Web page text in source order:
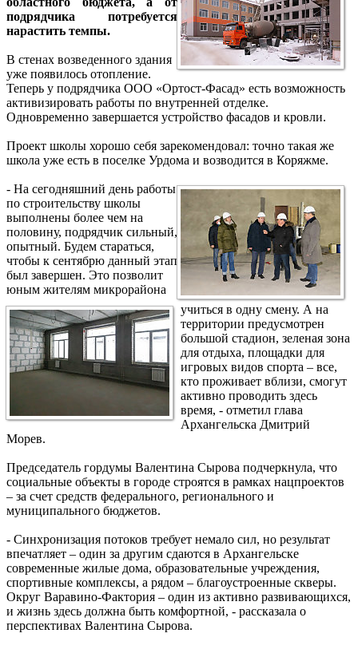
подрядчика потребуется
нарастить темпы.
В стенах возведенного здания
уже появилось отопление.
Теперь у подрядчика ООО «Ортост-Фасад» есть возможность
активизировать работы по внутренней отделке.
Одновременно завершается устройство фасадов и кровли.
Проект школы хорошо себя зарекомендовал: точно такая же
школа уже есть в поселке Урдома и возводится в Коряжме.
- На сегодняшний день работы
по строительству школы
выполнены более чем на
половину, подрядчик сильный,
опытный. Будем стараться,
чтобы к сентябрю данный этап
был завершен. Это позволит
юным жителям микрорайона
учиться в одну смену. А на
территории предусмотрен
большой стадион, зеленая зона
для отдыха, площадки для
игровых видов спорта – все,
кто проживает вблизи, смогут
активно проводить здесь
время, - отметил глава
Архангельска Дмитрий
Морев.
Председатель гордумы Валентина Сырова подчеркнула, что
социальные объекты в городе строятся в рамках нацпроектов
– за счет средств федерального, регионального и
муниципального бюджетов.
- Синхронизация потоков требует немало сил, но результат
впечатляет – один за другим сдаются в Архангельске
современные жилые дома, образовательные учреждения,
спортивные комплексы, а рядом – благоустроенные скверы.
Округ Варавино-Фактория – один из активно развивающихся,
и жизнь здесь должна быть комфортной, - рассказала о
перспективах Валентина Сырова.